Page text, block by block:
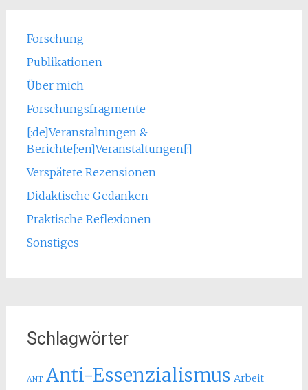
Forschung
Publikationen
Über mich
Forschungsfragmente
[:de]Veranstaltungen &
Berichte[:en]Veranstaltungen[:]
Verspätete Rezensionen
Didaktische Gedanken
Praktische Reflexionen
Sonstiges
Schlagwörter
ANT Anti-Essenzialismus Arbeit